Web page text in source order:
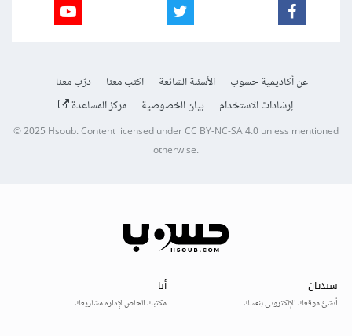
عن أكاديمية حسوب الأسئلة الشائعة اكتب معنا
درّب معنا
إرشادات الاستخدام
بيان الخصوصية مركز المساعدة
© 2025Hsoub.Content licensed underCC BY-NC-SA 4.0unless mentioned
otherwise.